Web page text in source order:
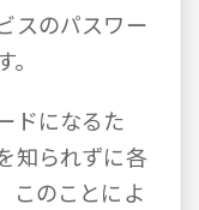
スのパスワー
ドになるた
知られずに各
このことによ